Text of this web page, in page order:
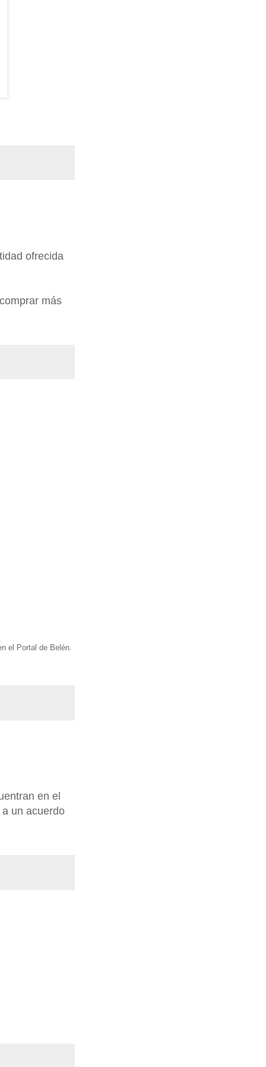
ofrecida
más
el Portal de Belén.
en el
un acuerdo